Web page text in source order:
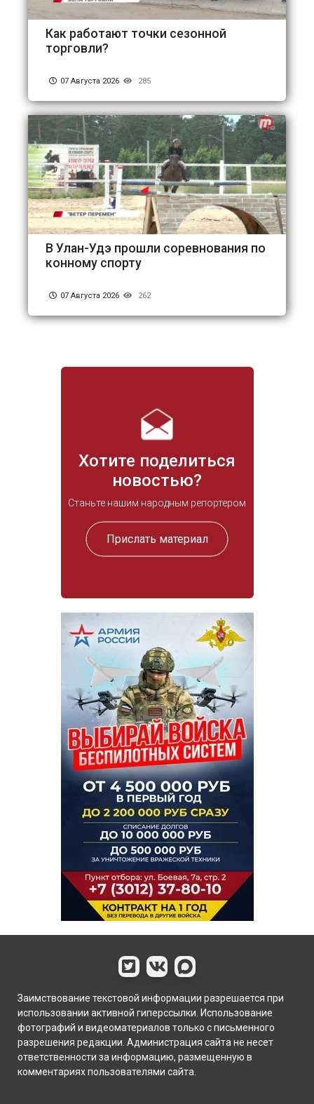
Хотите поделиться
новостью?
Станьте нашим народным репортером
Прислать материал
Как работают точки сезонной
торговли?
07 Августа 2026 285
В Улан-Удэ прошли соревнования по
конному спорту
07 Августа 2026 262
Заимствование текстовой информации разрешается при
использовании активной гиперссылки. Использование
фотографий и видеоматериалов только с письменного
разрешения редакции. Администрация сайта не несет
ответственности за информацию, размещенную в
комментариях пользователями сайта.